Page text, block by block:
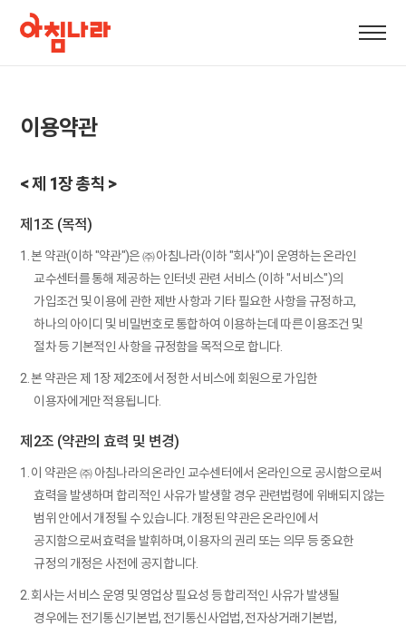
이용약관
< 제 1장 총칙 >
제1조 (목적)
1. 본 약관(이하 "약관")은 ㈜ 아침나라(이하 "회사")이 운영하는 온라인
교수센터를 통해 제공하는 인터넷 관련 서비스 (이하 "서비스")의
가입조건 및 이용에 관한 제반 사항과 기타 필요한 사항을 규정하고,
하나의 아이디 및 비밀번호로 통합하여 이용하는데 따른 이용조건 및
절차 등 기본적인 사항을 규정함을 목적으로 합니다.
2. 본 약관은 제 1장 제2조에서 정한 서비스에 회원으로 가입한
이용자에게만 적용됩니다.
제2조 (약관의 효력 및 변경)
1. 이 약관은 ㈜ 아침나라의 온라인 교수센터에서 온라인으로 공시함으로써
효력을 발생하며 합리적인 사유가 발생할 경우 관련법령에 위배되지 않는
범위 안에서 개정될 수 있습니다. 개정된 약관은 온라인에서
공지함으로써 효력을 발휘하며, 이용자의 권리 또는 의무 등 중요한
규정의 개정은 사전에 공지합니다.
2. 회사는 서비스 운영 및 영업상 필요성 등 합리적인 사유가 발생될
경우에는 전기통신기본법, 전기통신사업법, 전자상거래기본법,